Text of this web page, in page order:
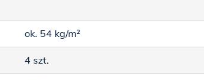
ok. 54 kg/m²
4 szt.